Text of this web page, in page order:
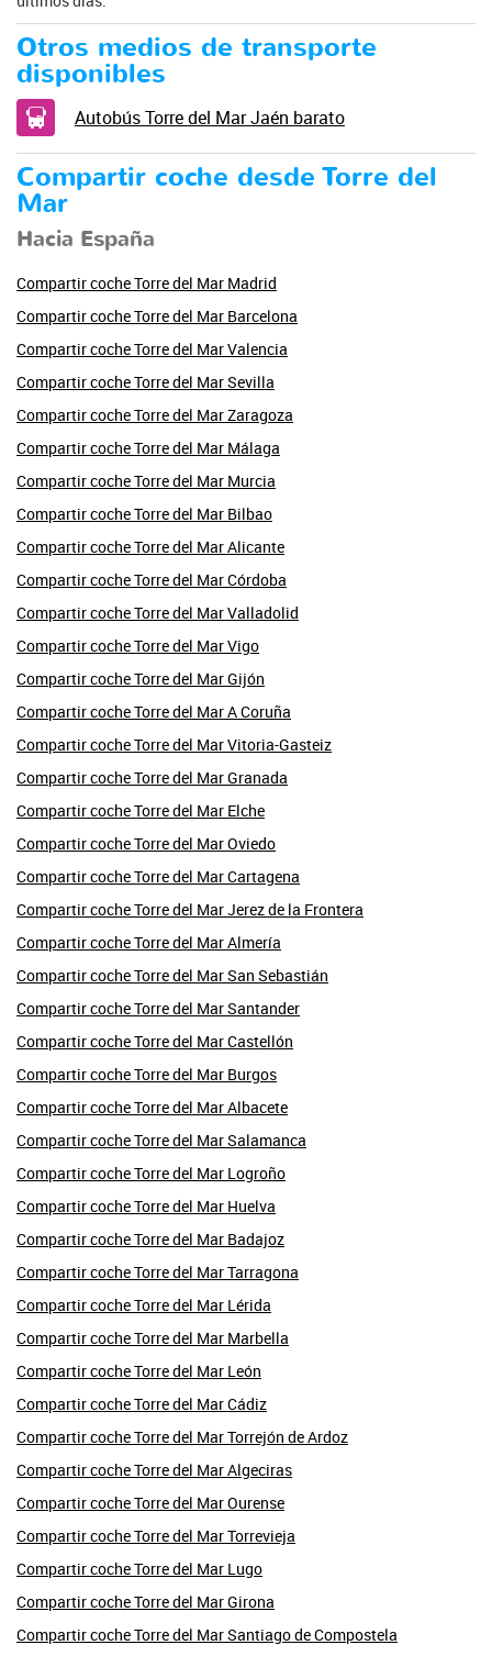
Otros medios de transporte
disponibles
Autobús Torre del Mar Jaén barato
Compartir coche desde Torre del
Mar
Hacia España
Compartir coche Torre del Mar Madrid
Compartir coche Torre del Mar Barcelona
Compartir coche Torre del Mar Valencia
Compartir coche Torre del Mar Sevilla
Compartir coche Torre del Mar Zaragoza
Compartir coche Torre del Mar Málaga
Compartir coche Torre del Mar Murcia
Compartir coche Torre del Mar Bilbao
Compartir coche Torre del Mar Alicante
Compartir coche Torre del Mar Córdoba
Compartir coche Torre del Mar Valladolid
Compartir coche Torre del Mar Vigo
Compartir coche Torre del Mar Gijón
Compartir coche Torre del Mar A Coruña
Compartir coche Torre del Mar Vitoria-Gasteiz
Compartir coche Torre del Mar Granada
Compartir coche Torre del Mar Elche
Compartir coche Torre del Mar Oviedo
Compartir coche Torre del Mar Cartagena
Compartir coche Torre del Mar Jerez de la Frontera
Compartir coche Torre del Mar Almería
Compartir coche Torre del Mar San Sebastián
Compartir coche Torre del Mar Santander
Compartir coche Torre del Mar Castellón
Compartir coche Torre del Mar Burgos
Compartir coche Torre del Mar Albacete
Compartir coche Torre del Mar Salamanca
Compartir coche Torre del Mar Logroño
Compartir coche Torre del Mar Huelva
Compartir coche Torre del Mar Badajoz
Compartir coche Torre del Mar Tarragona
Compartir coche Torre del Mar Lérida
Compartir coche Torre del Mar Marbella
Compartir coche Torre del Mar León
Compartir coche Torre del Mar Cádiz
Compartir coche Torre del Mar Torrejón de Ardoz
Compartir coche Torre del Mar Algeciras
Compartir coche Torre del Mar Ourense
Compartir coche Torre del Mar Torrevieja
Compartir coche Torre del Mar Lugo
Compartir coche Torre del Mar Girona
Compartir coche Torre del Mar Santiago de Compostela